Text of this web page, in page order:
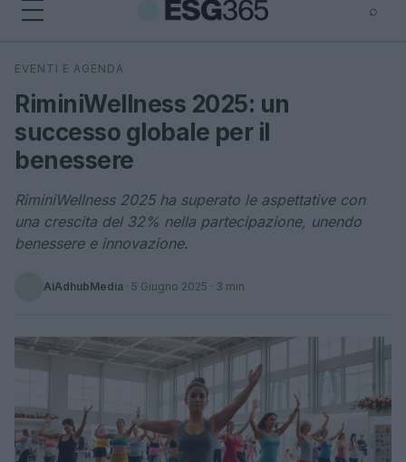
⌕
Cerca
EVENTI E AGENDA
RiminiWellness 2025: un
successo globale per il
benessere
RiminiWellness 2025 ha superato le aspettative con
una crescita del 32% nella partecipazione, unendo
benessere e innovazione.
AiAdhubMedia · 5 Giugno 2025 · 3 min